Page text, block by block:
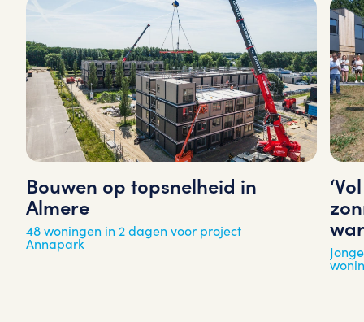
Bouwen op topsnelheid in
Almere
48 woningen in 2 dagen voor project
Annapark